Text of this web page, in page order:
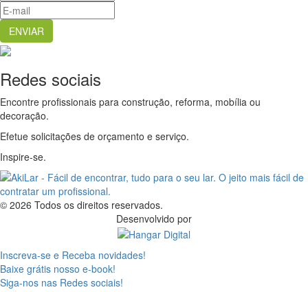
Redes sociais
Encontre profissionais para construção, reforma, mobília ou
decoração.
Efetue solicitações de orçamento e serviço.
Inspire-se.
© 2026 Todos os direitos reservados.
Desenvolvido por
Inscreva-se e Receba novidades!
Baixe grátis nosso e-book!
Siga-nos nas Redes sociais!